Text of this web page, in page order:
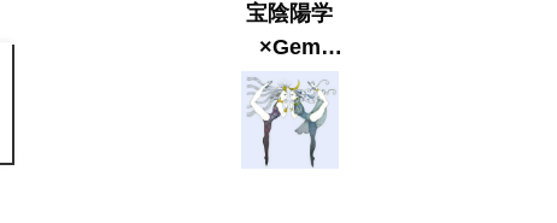
宝陰陽学
×Gem
Muse
【GLITTER
2023